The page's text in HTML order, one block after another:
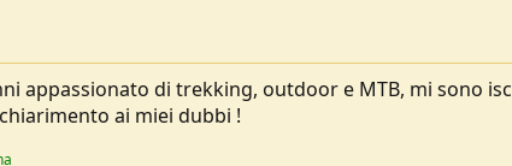
appassionato di trekking, outdoor e MTB, mi sono
ai miei dubbi !